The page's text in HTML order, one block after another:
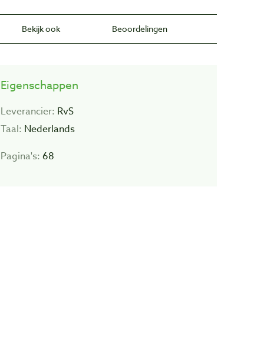
Bekijk ook Beoordelingen
Eigenschappen
Leverancier: RvS
Taal: Nederlands
Pagina's: 68